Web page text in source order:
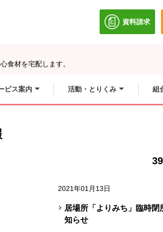
資料請求
別のウィ
食材を宅配します。
ビス案内 活動・とりくみ 組
2021年01月13日
居場所「よりみち」臨時
知らせ